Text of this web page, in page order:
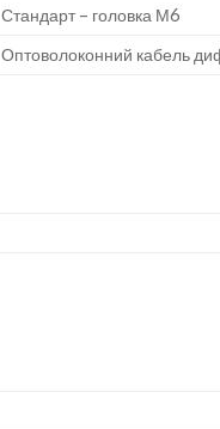
Стандарт – головка М6
Оптоволоконний кабель